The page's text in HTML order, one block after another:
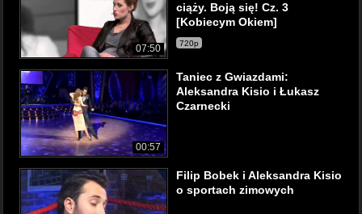
07:50
ciąży. Boją się! Cz. 3
[Kobiecym Okiem]
720p
00:57
Taniec z Gwiazdami:
Aleksandra Kisio i Łukasz
Czarnecki
Filip Bobek i Aleksandra Kisio
o sportach zimowych